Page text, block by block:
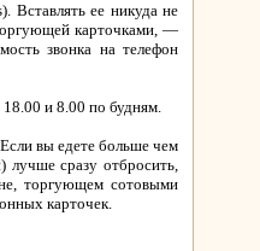
Вставлять ее никуда не
карточками, —
звонка на телефон
и 8.00 по будням.
вы едете больше чем
лучше сразу отбросить,
торгующем сотовыми
карточек.